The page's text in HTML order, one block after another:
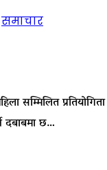
समाचार
सम्मिलित
छ…